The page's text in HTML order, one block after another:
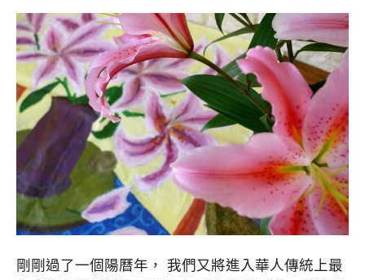
剛剛過了一個陽曆年， 我們又將進入華人傳統上最